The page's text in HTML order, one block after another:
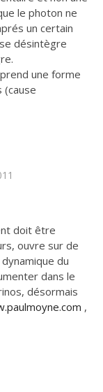
le photon ne
un certain
désintègre
une forme
(cause
doit être
ouvre sur de
du
dans le
désormais
,